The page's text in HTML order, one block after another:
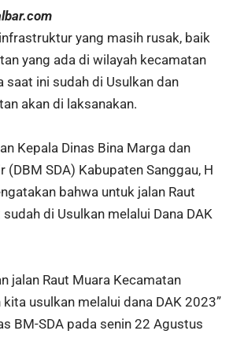
yang masih rusak, baik
yang ada di wilayah kecamatan
saat ini sudah di Usulkan dan
akan di laksanakan.
Kepala Dinas Bina Marga dan
(DBM SDA) Kabupaten Sanggau, H
bahwa untuk jalan Raut
di Usulkan melalui Dana DAK
jalan Raut Muara Kecamatan
usulkan melalui dana DAK 2023”
BM-SDA pada senin 22 Agustus